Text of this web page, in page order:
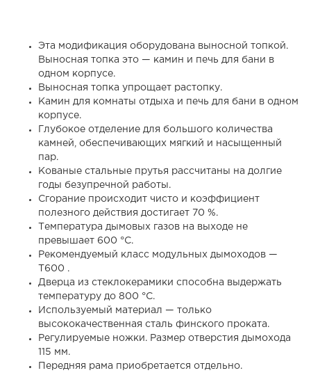
Эта модификация оборудована выносной топкой.
Выносная топка это — камин и печь для бани в
одном корпусе.
Выносная топка упрощает растопку.
Камин для комнаты отдыха и печь для бани в одном
корпусе.
Глубокое отделение для большого количества
камней, обеспечивающих мягкий и насыщенный
пар.
Кованые стальные прутья рассчитаны на долгие
годы безупречной работы.
Сгорание происходит чисто и коэффициент
полезного действия достигает 70 %.
Температура дымовых газов на выходе не
превышает 600 °C.
Рекомендуемый класс модульных дымоходов —
T600 .
Дверца из стеклокерамики способна выдержать
температуру до 800 °C.
Используемый материал — только
высококачественная сталь финского проката.
Регулируемые ножки. Размер отверстия дымохода
115 мм.
Передняя рама приобретается отдельно.